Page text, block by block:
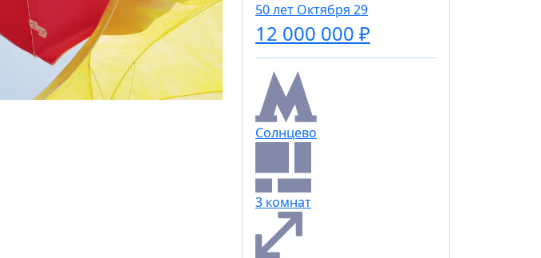
20%
Социальная скидка
Пенсионеры, люди с ограниченными
военных конфликтов и ликвидаторы
Использовать скидку
Молодёжная
2 комнат
50 лет Октября 29
12 000 000 ₽
Солнцево
3 комнат